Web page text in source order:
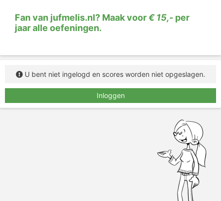
Fan van jufmelis.nl? Maak voor€ 15,- per
jaar alle oefeningen.
U bent niet ingelogd en scores worden niet opgeslagen.
Inloggen